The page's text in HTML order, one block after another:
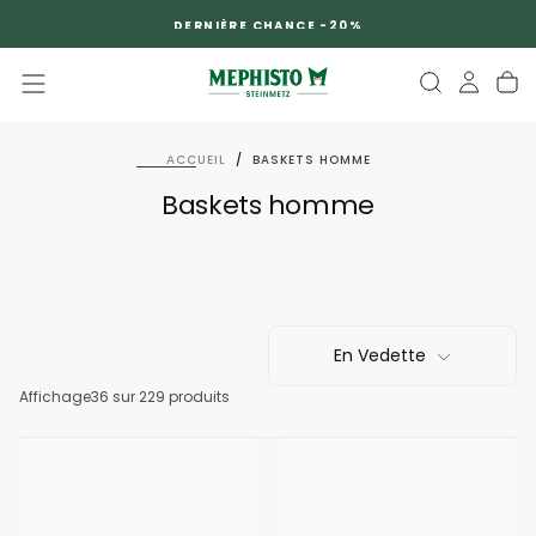
DERNIÈRE CHANCE -20%
ACCUEIL / BASKETS HOMME
Baskets homme
En Vedette
Affichage36 sur 229 produits